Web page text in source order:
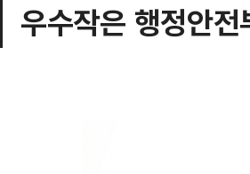
우수작은 행정안